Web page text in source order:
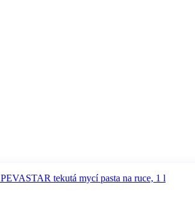
PEVASTAR tekutá mycí pasta na ruce, 1 l